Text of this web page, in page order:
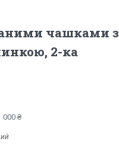
чашками з
2-ка
000 ₴